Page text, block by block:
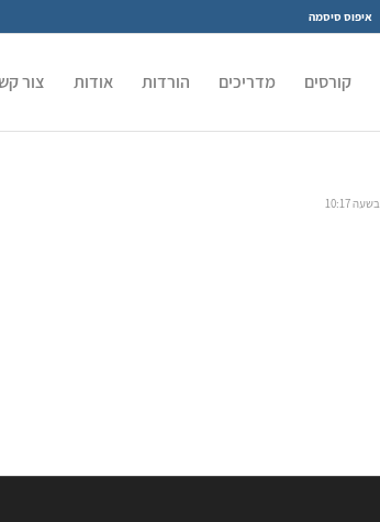
איפוס סיסמה
קורסים מדריכים הורדות אודות צור